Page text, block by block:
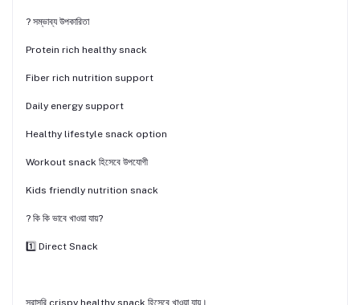
? সম্ভাব্য উপকারিতা
Protein rich healthy snack
Fiber rich nutrition support
Daily energy support
Healthy lifestyle snack option
Workout snack হিসেবে উপযোগী
Kids friendly nutrition snack
? কি কি ভাবে খাওয়া যায়?
1️⃣ Direct Snack
সরাসরি crispy healthy snack হিসেবে খাওয়া যায়।